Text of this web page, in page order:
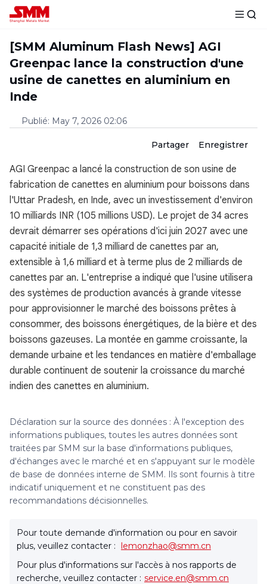
[SMM Aluminum Flash News] AGI
Greenpac lance la construction d'une
usine de canettes en aluminium en
Inde
Publié: May 7, 2026 02:06
Partager Enregistrer
AGI Greenpac a lancé la construction de son usine de
fabrication de canettes en aluminium pour boissons dans
l'Uttar Pradesh, en Inde, avec un investissement d'environ
10 milliards INR (105 millions USD). Le projet de 34 acres
devrait démarrer ses opérations d'ici juin 2027 avec une
capacité initiale de 1,3 milliard de canettes par an,
extensible à 1,6 milliard et à terme plus de 2 milliards de
canettes par an. L'entreprise a indiqué que l'usine utilisera
des systèmes de production avancés à grande vitesse
pour approvisionner le marché des boissons prêtes à
consommer, des boissons énergétiques, de la bière et des
boissons gazeuses. La montée en gamme croissante, la
demande urbaine et les tendances en matière d'emballage
durable continuent de soutenir la croissance du marché
indien des canettes en aluminium.
Déclaration sur la source des données : À l'exception des
informations publiques, toutes les autres données sont
traitées par SMM sur la base d'informations publiques,
d'échanges avec le marché et en s'appuyant sur le modèle
de base de données interne de SMM. Ils sont fournis à titre
indicatif uniquement et ne constituent pas des
recommandations décisionnelles.
Pour toute demande d'information ou pour en savoir
plus, veuillez contacter : lemonzhao@smm.cn
Pour plus d'informations sur l'accès à nos rapports de
recherche, veuillez contacter : service.en@smm.cn